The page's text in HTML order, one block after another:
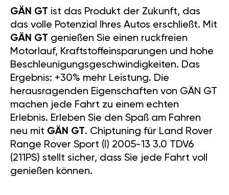
GÄN GT ist das Produkt der Zukunft, das
das volle Potenzial Ihres Autos erschließt. Mit
GÄN GT genießen Sie einen ruckfreien
Motorlauf, Kraftstoffeinsparungen und hohe
Beschleunigungsgeschwindigkeiten. Das
Ergebnis: +30% mehr Leistung. Die
herausragenden Eigenschaften von GÄN GT
machen jede Fahrt zu einem echten
Erlebnis. Erleben Sie den Spaß am Fahren
neu mit GÄN GT. Chiptuning für Land Rover
Range Rover Sport (I) 2005-13 3.0 TDV6
(211PS) stellt sicher, dass Sie jede Fahrt voll
genießen können.